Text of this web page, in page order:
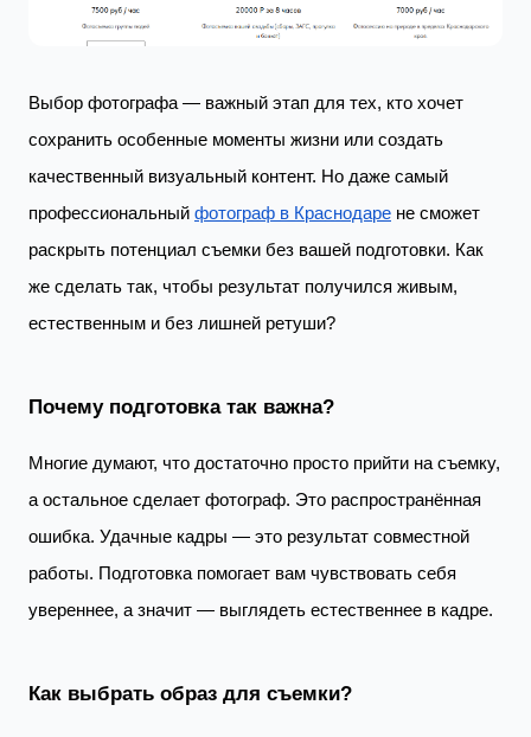
Выбор фотографа — важный этап для тех, кто хочет
сохранить особенные моменты жизни или создать
качественный визуальный контент. Но даже самый
профессиональный фотограф в Краснодаре не сможет
раскрыть потенциал съемки без вашей подготовки. Как
же сделать так, чтобы результат получился живым,
естественным и без лишней ретуши?
Почему подготовка так важна?
Многие думают, что достаточно просто прийти на съемку,
а остальное сделает фотограф. Это распространённая
ошибка. Удачные кадры — это результат совместной
работы. Подготовка помогает вам чувствовать себя
увереннее, а значит — выглядеть естественнее в кадре.
Как выбрать образ для съемки?